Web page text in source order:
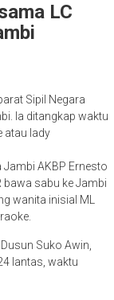
LC
Sipil Negara
Ia ditangkap waktu
atau lady
AKBP Ernesto
bawa sabu ke Jambi
wanita inisial ML
Suko Awin,
lantas, waktu